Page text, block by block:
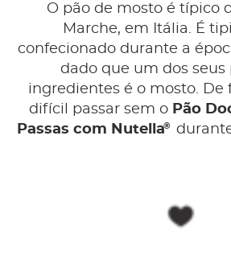
O pão de mosto é típico
Marche, em Itália. É
confecionado durante a
dado que um dos seus
ingredientes é o mosto. De
difícil passar sem o Pão
Passas com Nutella®